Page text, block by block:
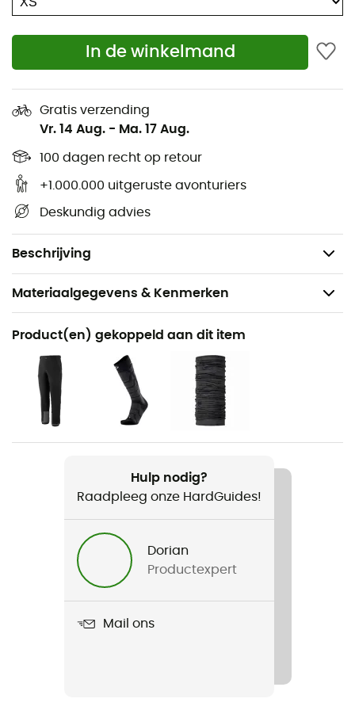
In de winkelmand
Gratis verzending
Vr. 14 Aug. - Ma. 17 Aug.
100 dagen recht op retour
+1.000.000 uitgeruste avonturiers
Deskundig advies
Beschrijving
reflector om uw zichtbaarheid in de bergen te
waarborgen. Klim veilig met deSuper Free Alpine
Patagonia!
Waterdicht en ademend Gore-Tex® membraan
RECCO® reflector
Ventilatieritsen
3 zakken
Capuchon
Buitenmateriaal: 100% gerecycled nylon
Isolerende bescherming: PlumaFill 100% gerecycled
polyester
Materiaalgegevens & Kenmerken
Aanbevolen voor
Tourskiën / Bergbeklimmen / Skiën / Ski
Bergbeklimmen / Freeride Skiën
Heren
Super Free Alpine Jkt
Gebruikte Technologieën
Gore-Tex® / RECCO®
Product(en) gekoppeld aan dit item
Hulp nodig?
Raadpleeg onze HardGuides!
Dorian
Productexpert
Mail ons